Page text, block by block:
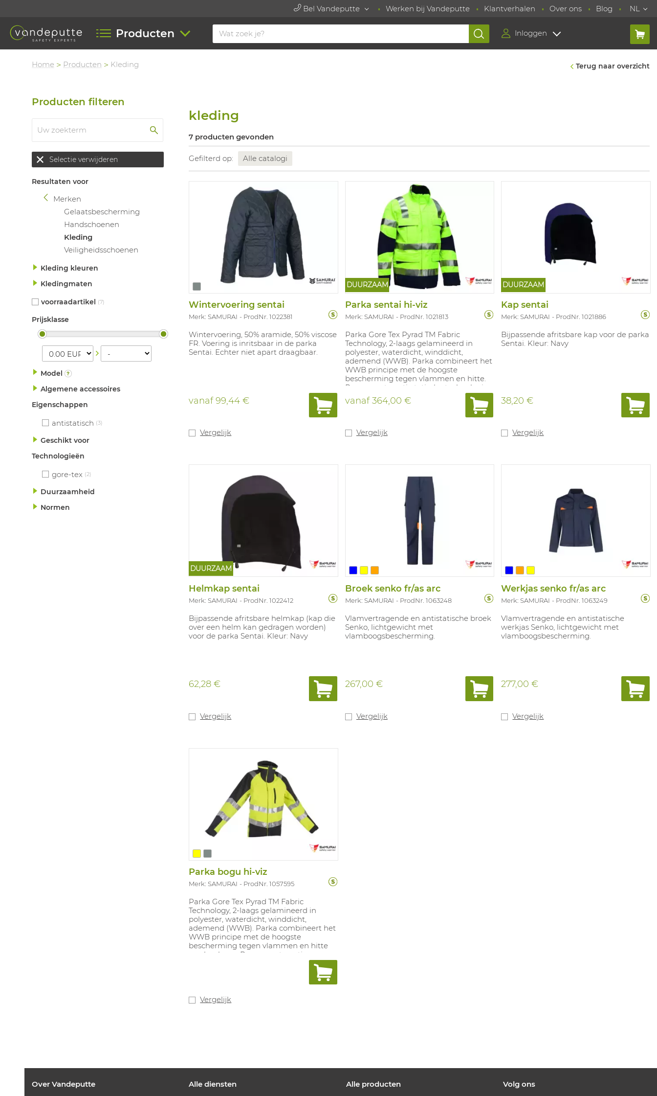
Bel Vandeputte Werken bij Vandeputte Klantverhalen Over ons Blog NL
Producten Inloggen
Home Producten Kleding Terug naar overzicht
Producten filteren
Selectie verwijderen
Resultaten voor
Merken
Gelaatsbescherming
Handschoenen
Kleding
Veiligheidsschoenen
Kleding kleuren
Kledingmaten
voorraadartikel (7)
Prijsklasse
Model
Algemene accessoires
Eigenschappen
antistatisch (3)
Geschikt voor
Technologieën
gore-tex (2)
Duurzaamheid
Normen
kleding
7 producten gevonden
Gefilterd op: Alle catalogi
Wintervoering sentai
Merk: SAMURAI ProdNr. 1022381
Wintervoering, 50% aramide, 50% viscose
FR. Voering is inritsbaar in de parka
Sentai. Echter niet apart draagbaar.
vanaf99,44 €
Vergelijk
DUURZAAM
Parka sentai hi-viz
Merk: SAMURAI ProdNr. 1021813
Parka Gore Tex Pyrad TM Fabric
Technology, 2-laags gelamineerd in
polyester, waterdicht, winddicht,
ademend (WWB). Parka combineert het
WWB principe met de hoogste
bescherming tegen vlammen en hitte.
Permanente anti-statische technologie.
Industrieel wasbaar op 60°C.
Beschikbare maten: S-4XL. Beschikbare
vanaf364,00 €
Vergelijk
DUURZAAM
Kap sentai
Merk: SAMURAI ProdNr. 1021886
Bijpassende afritsbare kap voor de parka
Sentai. Kleur: Navy
38,20 €
Vergelijk
DUURZAAM
Helmkap sentai
Merk: SAMURAI ProdNr. 1022412
Bijpassende afritsbare helmkap (kap die
over een helm kan gedragen worden)
voor de parka Sentai. Kleur: Navy
62,28 €
Vergelijk
Broek senko fr/as arc
Merk: SAMURAI ProdNr. 1063248
Vlamvertragende en antistatische broek
Senko, lichtgewicht met
vlamboogsbescherming.
267,00 €
Vergelijk
Werkjas senko fr/as arc
Merk: SAMURAI ProdNr. 1063249
Vlamvertragende en antistatische
werkjas Senko, lichtgewicht met
vlamboogsbescherming.
277,00 €
Vergelijk
Parka bogu hi-viz
Merk: SAMURAI ProdNr. 1057595
Parka Gore Tex Pyrad TM Fabric
Technology, 2-laags gelamineerd in
polyester, waterdicht, winddicht,
ademend (WWB). Parka combineert het
WWB principe met de hoogste
bescherming tegen vlammen en hitte
en vlamboog. Permanente anti-
wasbaar op 60°C. Beschikbare maten: S-
Vergelijk
Over Vandeputte Alle diensten Alle producten Volg ons